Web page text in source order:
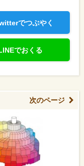
でつぶやく
でおくる
次のページ